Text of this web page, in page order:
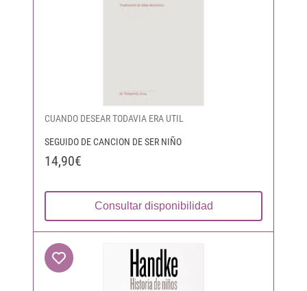
CUANDO DESEAR TODAVIA ERA UTIL
SEGUIDO DE CANCION DE SER NIÑO
14,90€
Consultar disponibilidad